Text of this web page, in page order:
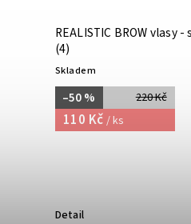
REALISTIC BROW vlasy
(4)
Skladem
220 Kč
–50 %
110 Kč/ ks
Detail